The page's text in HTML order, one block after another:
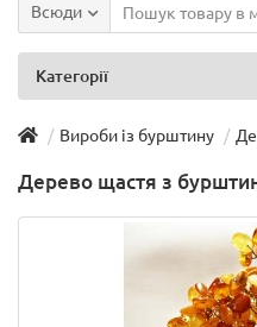
Всюди
Категорії
Вироби із бурштину
Дерево щастя з